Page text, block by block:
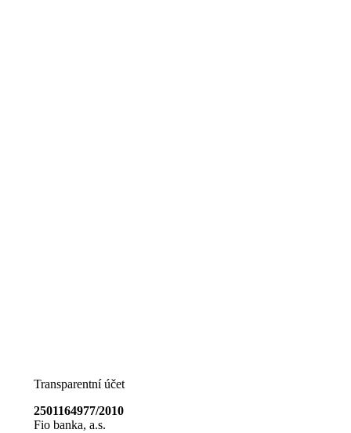
Transparentní účet
2501164977/2010
Fio banka, a.s.